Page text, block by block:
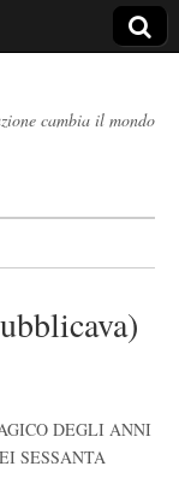
cambia il mondo
DEGLI ANNI
SESSANTA